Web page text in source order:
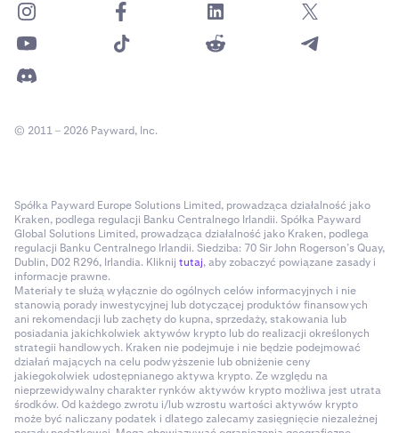
© 2011 – 2026 Payward, Inc.
Spółka Payward Europe Solutions Limited, prowadząca działalność jako
Kraken, podlega regulacji Banku Centralnego Irlandii. Spółka Payward
Global Solutions Limited, prowadząca działalność jako Kraken, podlega
regulacji Banku Centralnego Irlandii. Siedziba: 70 Sir John Rogerson’s Quay,
Dublin, D02 R296, Irlandia. Kliknij tutaj, aby zobaczyć powiązane zasady i
informacje prawne.
Materiały te służą wyłącznie do ogólnych celów informacyjnych i nie
stanowią porady inwestycyjnej lub dotyczącej produktów finansowych
ani rekomendacji lub zachęty do kupna, sprzedaży, stakowania lub
posiadania jakichkolwiek aktywów krypto lub do realizacji określonych
strategii handlowych. Kraken nie podejmuje i nie będzie podejmować
działań mających na celu podwyższenie lub obniżenie ceny
jakiegokolwiek udostępnianego aktywa krypto. Ze względu na
nieprzewidywalny charakter rynków aktywów krypto możliwa jest utrata
środków. Od każdego zwrotu i/lub wzrostu wartości aktywów krypto
może być naliczany podatek i dlatego zalecamy zasięgnięcie niezależnej